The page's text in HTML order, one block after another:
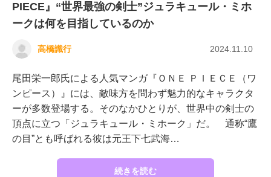
PIECE』“世界最強の剣士”ジュラキュール・ミホ
ークは何を目指しているのか
高橋識行 2024.11.10
尾田栄一郎氏による人気マンガ『ＯＮＥ ＰＩＥＣＥ（ワ
ンピース）』には、敵味方を問わず魅力的なキャラクタ
ーが多数登場する。そのなかひとりが、世界中の剣士の
頂点に立つ「ジュラキュール・ミホーク」だ。 通称“鷹
の目”とも呼ばれる彼は元王下七武海…
続きを読む